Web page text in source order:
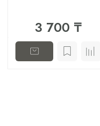
3 700 ₸